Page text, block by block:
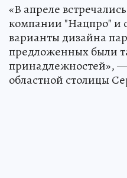
«В апреле
компании "Нацпро" и
варианты дизайна
предложенных были
принадлежностей», —
областной столицы